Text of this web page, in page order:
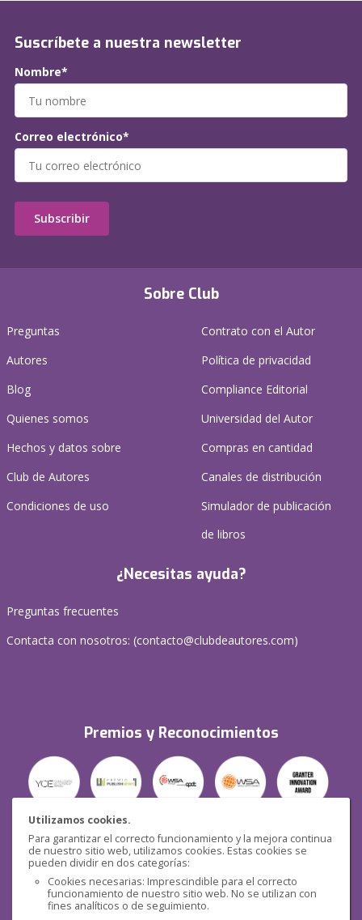
Utilizamos cookies.
Para garantizar el correcto funcionamiento y la mejora continua
de nuestro sitio web, utilizamos cookies. Estas cookies se
pueden dividir en dos categorías:
Cookies necesarias: Imprescindible para el correcto
funcionamiento de nuestro sitio web. No se utilizan con
fines analíticos o de seguimiento.
Sobre Club
Preguntas
Autores
Blog
Quienes somos
Hechos y datos sobre
Club de Autores
Condiciones de uso
Contrato con el Autor
Política de privacidad
Compliance Editorial
Universidad del Autor
Compras en cantidad
Canales de distribución
Simulador de publicación
de libros
¿Necesitas ayuda?
Preguntas frecuentes
Contacta con nosotros: (contacto@clubdeautores.com)
Premios y Reconocimientos
Seguridad
Suscríbete a nuestra newsletter
Nombre*
Correo electrónico*
Subscribir